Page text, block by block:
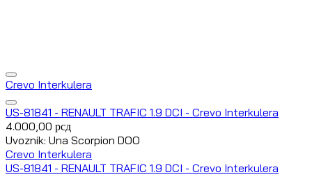
Crevo Interkulera
US-81841 - RENAULT TRAFIC 1.9 DCI - Crevo Interkulera
4.000,00 рсд
Uvoznik: Una Scorpion DOO
Crevo Interkulera
US-81841 - RENAULT TRAFIC 1.9 DCI - Crevo Interkulera